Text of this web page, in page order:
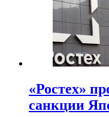
«Ростех»
санкции